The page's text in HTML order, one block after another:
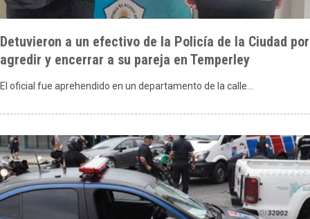
Detuvieron a un efectivo de la Policía de la Ciudad por
agredir y encerrar a su pareja en Temperley
El oficial fue aprehendido en un departamento de la calle…